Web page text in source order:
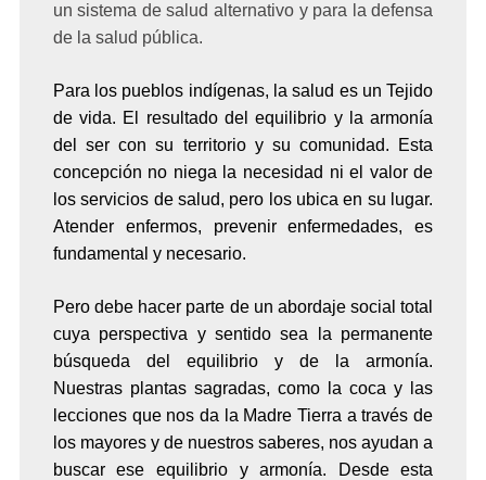
un sistema de salud alternativo y para la defensa
de la salud pública.
Para los pueblos indígenas, la salud es un Tejido
de vida. El resultado del equilibrio y la armonía
del ser con su territorio y su comunidad. Esta
concepción no niega la necesidad ni el valor de
los servicios de salud, pero los ubica en su lugar.
Atender enfermos, prevenir enfermedades, es
fundamental y necesario.
Pero debe hacer parte de un abordaje social total
cuya perspectiva y sentido sea la permanente
búsqueda del equilibrio y de la armonía.
Nuestras plantas sagradas, como la coca y las
lecciones que nos da la Madre Tierra a través de
los mayores y de nuestros saberes, nos ayudan a
buscar ese equilibrio y armonía. Desde esta